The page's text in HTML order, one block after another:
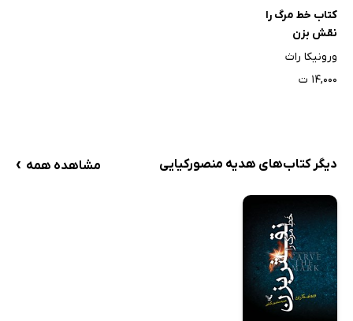
کتاب خط مرگ را
نقش بزن
ورونیکا راث
۱۴,۰۰۰ ت
دیگر کتاب‌های هدیه منصورکیایی مشاهده همه ›